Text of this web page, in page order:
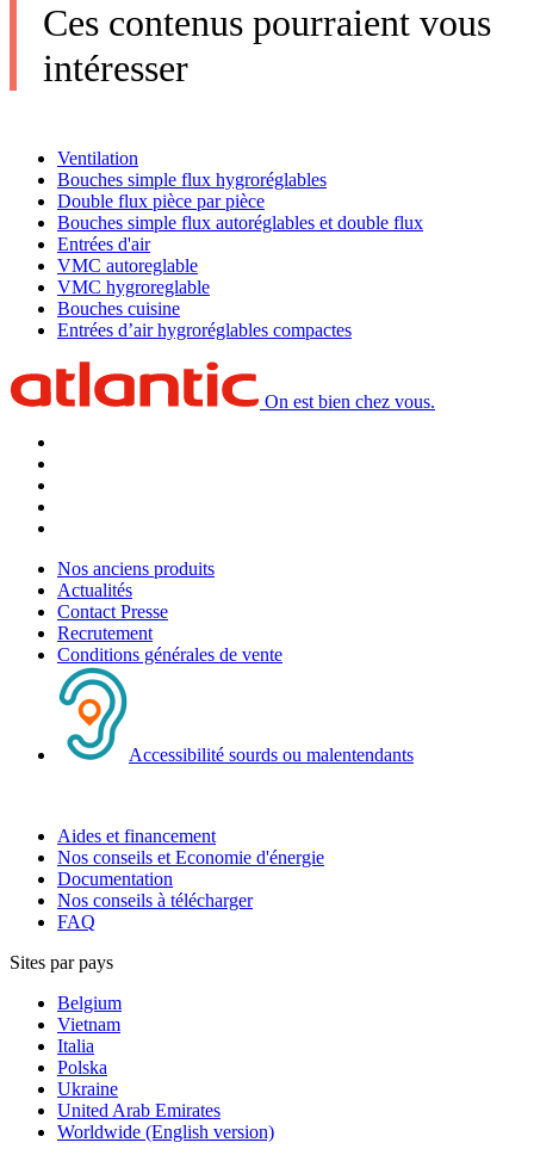
Ces contenus pourraient vous
intéresser
Ventilation
Bouches simple flux hygroréglables
Double flux pièce par pièce
Bouches simple flux autoréglables et double flux
Entrées d'air
VMC autoreglable
VMC hygroreglable
Bouches cuisine
Entrées d’air hygroréglables compactes
On est bien chez vous.
Nos anciens produits
Actualités
Contact Presse
Recrutement
Conditions générales de vente
Accessibilité sourds ou malentendants
Aides et financement
Nos conseils et Economie d'énergie
Documentation
Nos conseils à télécharger
FAQ
Sites par pays
Belgium
Vietnam
Italia
Polska
Ukraine
United Arab Emirates
Worldwide (English version)